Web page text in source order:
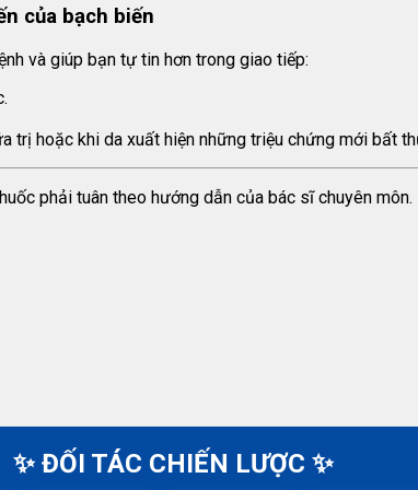
của bạch biến
và giúp bạn tự tin hơn trong giao tiếp:
trị hoặc khi da xuất hiện những triệu chứng mới bất
phải tuân theo hướng dẫn của bác sĩ chuyên môn.
✨ ĐỐI TÁC CHIẾN LƯỢC ✨